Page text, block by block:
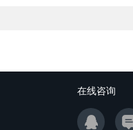
在线咨询